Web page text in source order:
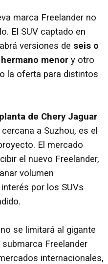
marca Freelander no
El SUV captado en
versiones de seis o
hermano menor y otro
la oferta para distintos
de Chery Jaguar
cercana a Suzhou, es el
El mercado
el nuevo Freelander,
volumen
por los SUVs
se limitará al gigante
Freelander
internacionales,